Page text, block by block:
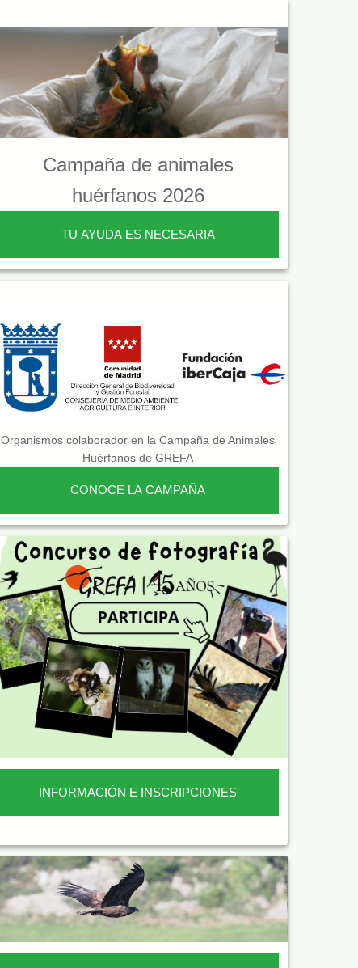
Campaña de animales
huérfanos 2026
TU AYUDA ES NECESARIA
Organismos colaborador en la Campaña de Animales
Huérfanos de GREFA
CONOCE LA CAMPAÑA
INFORMACIÓN E INSCRIPCIONES